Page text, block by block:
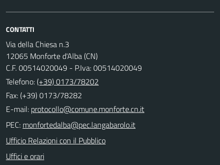
CONTATTI
Via della Chiesa n.3
12065 Monforte d'Alba (CN)
C.F. 00514020049 - P.Iva: 00514020049
Telefono:(+39) 0173/78202
Fax: (+39) 0173/78282
E-mail:
PEC:
Ufficio Relazioni con il Pubblico
Uffici e orari